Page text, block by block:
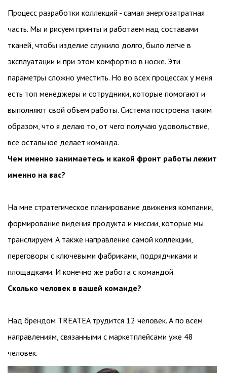
Процесс разработки коллекций - самая энергозатратная
часть. Мы и рисуем принты и работаем над составами
тканей, чтобы изделие служило долго, было легче в
эксплуатации и при этом комфортно в носке. Эти
параметры сложно уместить. Но во всех процессах у меня
есть топ менеджеры и сотрудники, которые помогают и
выполняют свой объем работы. Система построена таким
образом, что я делаю то, от чего получаю удовольствие,
всё остальное делает команда.
Чем именно занимаетесь и какой фронт работы лежит
именно на вас?
На мне стратегическое планирование движения компании,
формирование видения продукта и миссии, которые мы
транслируем. А также направление самой коллекции,
переговоры с ключевыми фабриками, подрядчиками и
площадками. И конечно же работа с командой.
Сколько человек в вашей команде?
Над брендом TREATEA трудится 12 человек. А по всем
направлениям, связанными с маркетплейсами уже 48
человек.